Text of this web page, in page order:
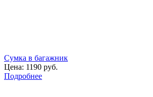
Сумка в багажник
Цена: 1190 руб.
Подробнее